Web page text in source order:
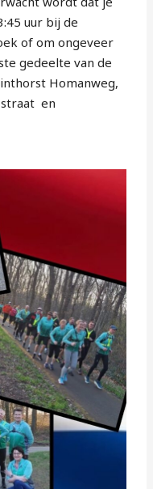
uur bij de
of om ongeveer
gedeelte van de
Homanweg,
en